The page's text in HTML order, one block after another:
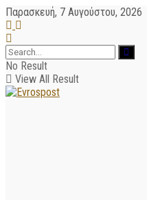
Παρασκευή, 7 Αυγούστου, 2026
No Result
View All Result